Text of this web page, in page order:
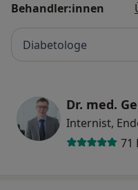
Behandler:innen
Diabetologe
Dr. med.
71